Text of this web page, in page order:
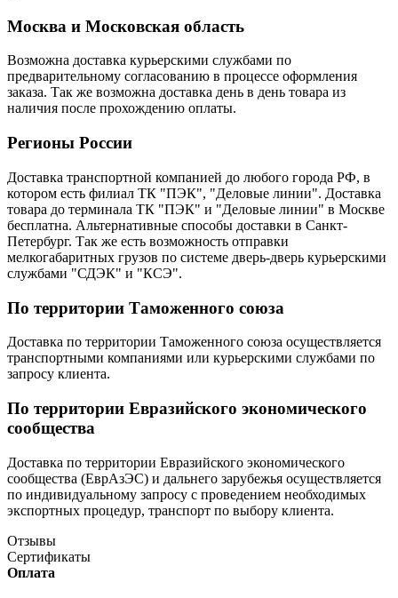
Москва и Московская область
Возможна доставка курьерскими службами по
предварительному согласованию в процессе оформления
заказа. Так же возможна доставка день в день товара из
наличия после прохождению оплаты.
Регионы России
Доставка транспортной компанией до любого города РФ, в
котором есть филиал ТК "ПЭК", "Деловые линии". Доставка
товара до терминала ТК "ПЭК" и "Деловые линии" в Москве
бесплатна. Альтернативные способы доставки в Санкт-
Петербург. Так же есть возможность отправки
мелкогабаритных грузов по системе дверь-дверь курьерскими
службами "СДЭК" и "КСЭ".
По территории Таможенного союза
Доставка по территории Таможенного союза осуществляется
транспортными компаниями или курьерскими службами по
запросу клиента.
По территории Евразийского экономического
сообщества
Доставка по территории Евразийского экономического
сообщества (ЕврАзЭС) и дальнего зарубежья осуществляется
по индивидуальному запросу с проведением необходимых
экспортных процедур, транспорт по выбору клиента.
Отзывы
Сертификаты
Оплата